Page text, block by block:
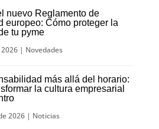
nuevo Reglamento de
europeo: Cómo proteger la
tu pyme
| Novedades
más allá del horario:
la cultura empresarial
2026| Noticias